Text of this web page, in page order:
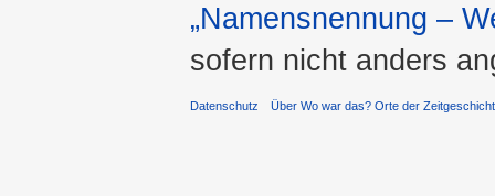
„Namensnennung –
sofern nicht anders
Datenschutz Über Wo war das? Orte der